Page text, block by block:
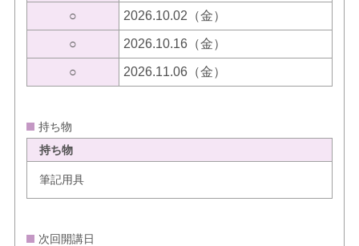
○ 2026.10.02（金）
○ 2026.10.16（金）
○ 2026.11.06（金）
持ち物
持ち物
筆記用具
次回開講日